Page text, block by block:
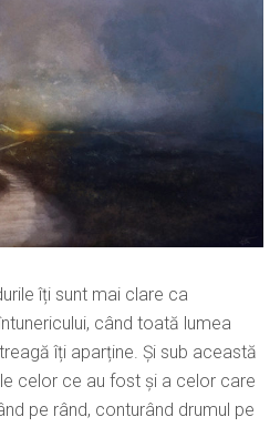
îți sunt mai clare ca
când toată lumea
îți aparține. Și sub această
celor ce au fost și a celor care
pe rând, conturând drumul pe